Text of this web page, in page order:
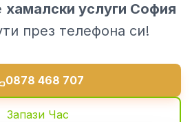
хамалски услуги София
през телефона си!
0878 468 707
Запази Час